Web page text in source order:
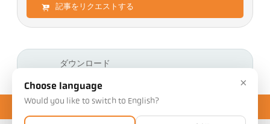
記事をリクエストする
ダウンロード
×
Choose language
Would you like to switch to English?